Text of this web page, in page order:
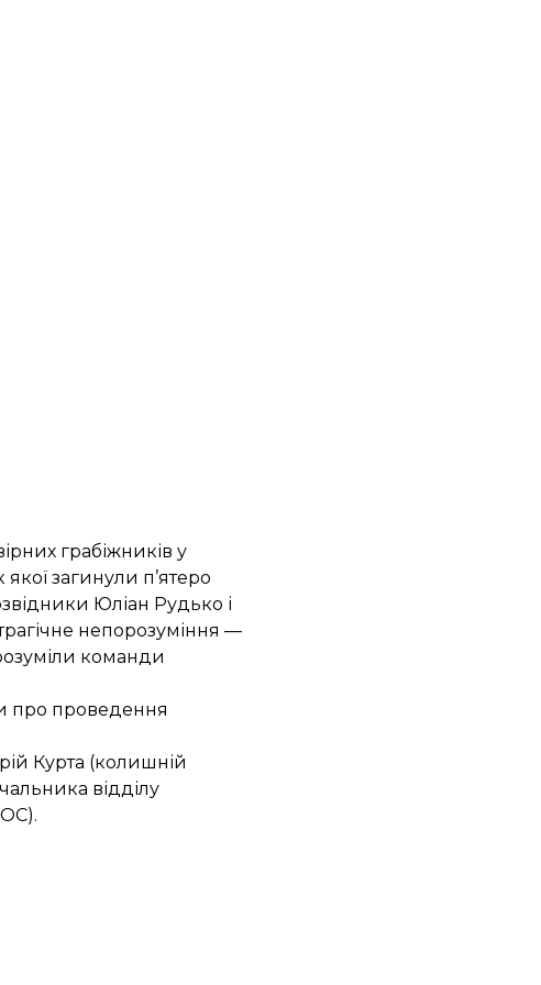
грабіжників у
загинули п’ятеро
Юліан Рудько і
непорозуміння —
команди
про проведення
Курта (колишній
відділу